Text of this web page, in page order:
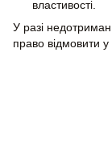
властивості.
У разі
право відмовити у